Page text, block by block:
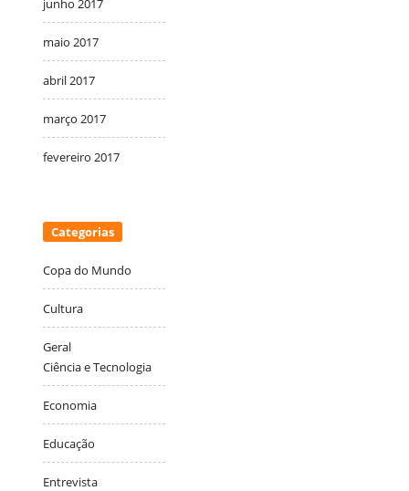
maio 2017
abril 2017
março 2017
fevereiro 2017
Categorias
Copa do Mundo
Cultura
Geral
Ciência e Tecnologia
Economia
Educação
Entrevista